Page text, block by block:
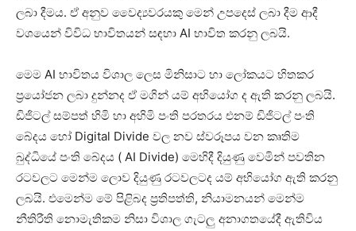
ලබා දීමය. ඒ අනුව වෛද්‍යවරයකු මෙන් උපදෙස් ලබා දීම ආදී
වශයෙන් විවිධ භාවිතයන් සඳහා AI භාවිත කරනු ලබයි.
මෙම AI භාවිතය විශාල ලෙස මිනිසාට හා ලෝකයට හිතකර
ප්‍රයෝජන ලබා දුන්නද ඒ මගින් යම් අභියෝග ද ඇති කරනු ලබයි.
ඩිජිටල් සම්පත් හිමි හා අහිමි පංති පරතරය එනම් ඩිජිටල් පංති
බේදය හෝ Digital Divide වල නව ස්වරූපය වන කෘතිම
බුද්ධියේ පංති බේදය ( AI Divide) මෙහිදී දියුණු වෙමින් පවතින
රටවලට මෙන්ම ලොව දියුණු රටවලටද යම් අභියෝග ඇති කරනු
ලබයි. එමෙන්ම මේ පිළිබද ප්‍රතිපත්ති, නියාමනයන් මෙන්ම
නීතිරීති නොමැතිකම නිසා විශාල ගැටලු අනාගතයේදී ඇතිවිය